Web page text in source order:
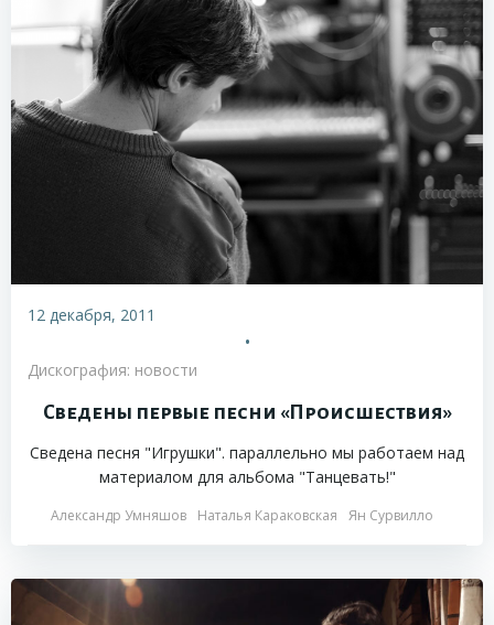
12 декабря, 2011
•
Дискография: новости
Сведены первые песни «Происшествия»
Сведена песня "Игрушки". параллельно мы работаем над
материалом для альбома "Танцевать!"
Александр Умняшов Наталья Караковская Ян Сурвилло